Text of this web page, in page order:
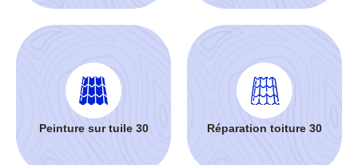
Peinture sur tuile 30 Réparation toiture 30